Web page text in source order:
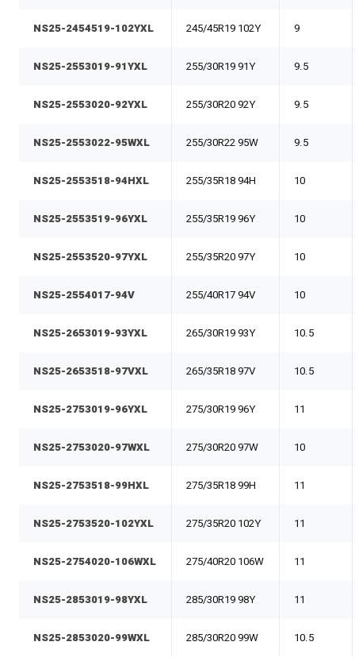
NS25-2454519-102YXL 245/45R19 102Y 9
NS25-2553019-91YXL 255/30R19 91Y 9.5
NS25-2553020-92YXL 255/30R20 92Y 9.5
NS25-2553022-95WXL 255/30R22 95W 9.5
NS25-2553518-94HXL 255/35R18 94H 10
NS25-2553519-96YXL 255/35R19 96Y 10
NS25-2553520-97YXL 255/35R20 97Y 10
NS25-2554017-94V 255/40R17 94V 10
NS25-2653019-93YXL 265/30R19 93Y 10.5
NS25-2653518-97VXL 265/35R18 97V 10.5
NS25-2753019-96YXL 275/30R19 96Y 11
NS25-2753020-97WXL 275/30R20 97W 10
NS25-2753518-99HXL 275/35R18 99H 11
NS25-2753520-102YXL 275/35R20 102Y 11
NS25-2754020-106WXL 275/40R20 106W 11
NS25-2853019-98YXL 285/30R19 98Y 11
NS25-2853020-99WXL 285/30R20 99W 10.5